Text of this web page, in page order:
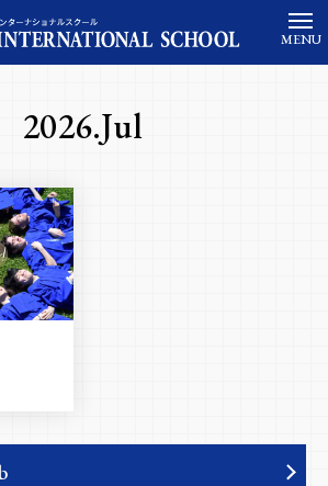
2026.Jul
MENU